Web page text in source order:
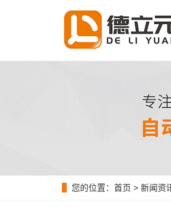
您的位置： 首页 > 新闻资